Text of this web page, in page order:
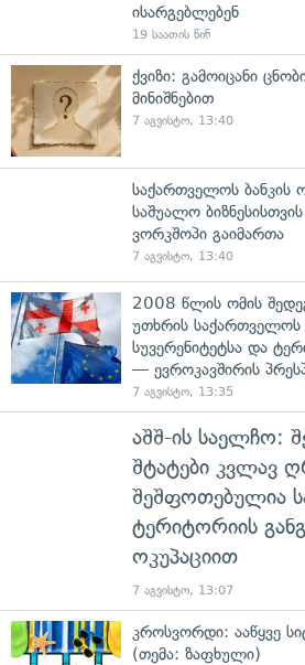
ისარგებლებენ
19 საათის წინ
ქვიზი: გამოიცანი
მინიშნებით
7 აგვისტო, 13:40
საქართველოს ბანკის
საშუალო
ვორკშოპი გაიმართა
7 აგვისტო, 13:40
2008 წლის ომის
უთხრის საქართველოს
სუვერენიტეტსა და
— ევროკავშირის
7 აგვისტო, 13:35
აშშ-ის საელჩო:
შტატები კვლავ
შეშფოთებულია
ტერიტორიის
ოკუპაციით
7 აგვისტო, 13:07
კროსვორდი: ააწყვე
(თემა: ზაფხული)